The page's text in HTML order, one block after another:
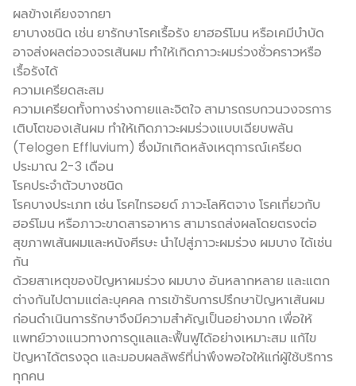
ผลข้างเคียงจากยา
ยาบางชนิด เช่น ยารักษาโรคเรื้อรัง ยาฮอร์โมน หรือเคมีบำบัด
อาจส่งผลต่อวงจรเส้นผม ทำให้เกิดภาวะผมร่วงชั่วคราวหรือ
เรื้อรังได้
ความเครียดสะสม
ความเครียดทั้งทางร่างกายและจิตใจ สามารถรบกวนวงจรการ
เติบโตของเส้นผม ทำให้เกิดภาวะผมร่วงแบบเฉียบพลัน
(Telogen Effluvium) ซึ่งมักเกิดหลังเหตุการณ์เครียด
ประมาณ 2-3 เดือน
โรคประจำตัวบางชนิด
โรคบางประเภท เช่น โรคไทรอยด์ ภาวะโลหิตจาง โรคเกี่ยวกับ
ฮอร์โมน หรือภาวะขาดสารอาหาร สามารถส่งผลโดยตรงต่อ
สุขภาพเส้นผมและหนังศีรษะ นำไปสู่ภาวะผมร่วง ผมบาง ได้เช่น
กัน
ด้วยสาเหตุของปัญหาผมร่วง ผมบาง อันหลากหลาย และแตก
ต่างกันไปตามแต่ละบุคคล การเข้ารับการปรึกษาปัญหาเส้นผม
ก่อนดำเนินการรักษาจึงมีความสำคัญเป็นอย่างมาก เพื่อให้
แพทย์วางแนวทางการดูแลและฟื้นฟูได้อย่างเหมาะสม แก้ไข
ปัญหาได้ตรงจุด และมอบผลลัพธ์ที่น่าพึงพอใจให้แก่ผู้ใช้บริการ
ทุกคน